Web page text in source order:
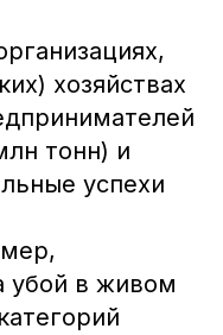
хозяйствах
тонн) и
успехи
убой в живом